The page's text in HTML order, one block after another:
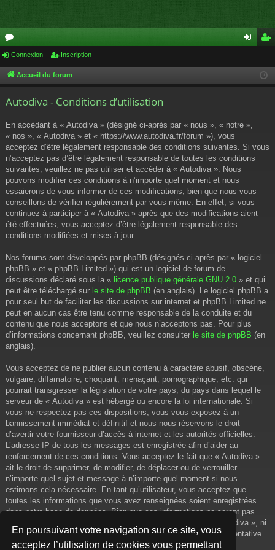
En poursuivant votre navigation sur ce site, vous
acceptez l’utilisation de cookies vous permettant
or
u cri
Connexion Inscription
Accueil du forum
Autodiva - Conditions d’utilisation
En accédant à « Autodiva » (désigné ci-après par « nous », « notre »,
« nos », « Autodiva » et « https://www.autodiva.fr/forum »), vous
acceptez d’être légalement responsable des conditions suivantes. Si vous
n’acceptez pas d’être légalement responsable de toutes les conditions
suivantes, veuillez ne pas utiliser et accéder à « Autodiva ». Nous
pouvons modifier ces conditions à n’importe quel moment et nous
essaierons de vous informer de ces modifications, bien que nous vous
conseillons de vérifier régulièrement par vous-même. En effet, si vous
continuez à participer à « Autodiva » après que des modifications aient
été effectuées, vous acceptez d’être légalement responsable des
conditions modifiées et mises à jour.
Nos forums sont développés par phpBB (désignés ci-après par « logiciel
phpBB » et « phpBB Limited ») qui est un logiciel de forum de
discussions déclaré sous la « licence publique générale GNU 2.0 » et qui
peut être téléchargé sur le site de phpBB (en anglais). Le logiciel phpBB a
pour seul but de faciliter les discussions sur internet et phpBB Limited ne
peut en aucun cas être tenu comme responsable de la conduite et du
contenu que nous acceptons et que nous n’acceptons pas. Pour plus
d’informations concernant phpBB, veuillez consulter le site de phpBB (en
anglais).
Vous acceptez de ne publier aucun contenu à caractère abusif, obscène,
vulgaire, diffamatoire, choquant, menaçant, pornographique, etc. qui
pourrait transgresser la législation de votre pays, du pays dans lequel le
serveur de « Autodiva » est hébergé ou encore la loi internationale. Si
vous ne respectez pas ces dispositions, vous vous exposez à un
bannissement immédiat et définitif et nous nous réservons le droit
d’avertir votre fournisseur d’accès à internet et les autorités officielles.
L’adresse IP de tous les messages est enregistrée afin d’aider au
renforcement de ces conditions. Vous acceptez le fait que « Autodiva »
ait le droit de supprimer, de modifier, de déplacer ou de verrouiller
n’importe quel sujet et message à n’importe quel moment si nous
estimons cela nécessaire. En tant qu’utilisateur, vous acceptez que
toutes les informations que vous avez renseignées soient enregistrées
dans notre base de données. Bien que ces informations ne seront pas
diffusées à une tierce partie sans votre consentement, ni « Autodiva », ni
phpBB, ne pourront être tenus comme responsables en cas de tentative
de piratage informatique visant à compromettre vos données.